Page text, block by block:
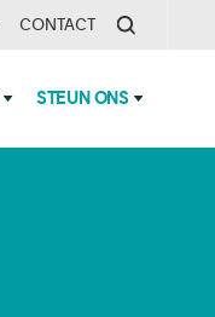
CONTACT
STEUN ONS